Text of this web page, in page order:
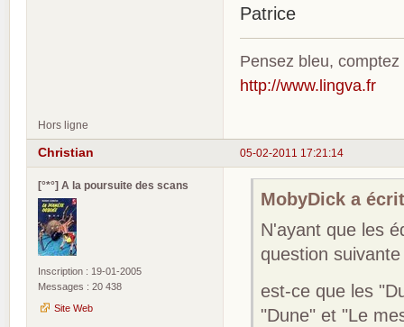
Patrice
Pensez bleu, comptez
http://www.lingva.fr
Hors ligne
05-02-2011 17:21:14
Christian
[°*°] A la poursuite des scans
Inscription : 19-01-2005
Messages : 20 438
Site Web
MobyDick a
N'ayant que les
question
est-ce que les
"Dune" et "Le